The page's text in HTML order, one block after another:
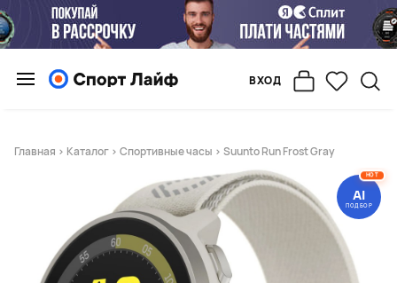
ВХОД
Главная > Каталог > Спортивные часы > Suunto Run Frost Gray
HOT
AI
ПОДБОР